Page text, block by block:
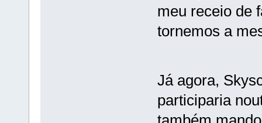
meu receio de
tornemos a
Já agora,
participaria